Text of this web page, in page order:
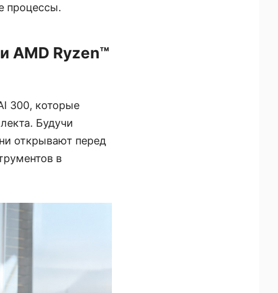
процессы.
AMD Ryzen™
300, которые
Будучи
открывают перед
в